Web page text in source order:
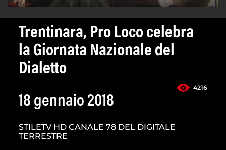
Trentinara, Pro Loco celebra
la Giornata Nazionale del
Dialetto
4216
18 gennaio 2018
STILETV HD CANALE 78 DEL DIGITALE
TERRESTRE